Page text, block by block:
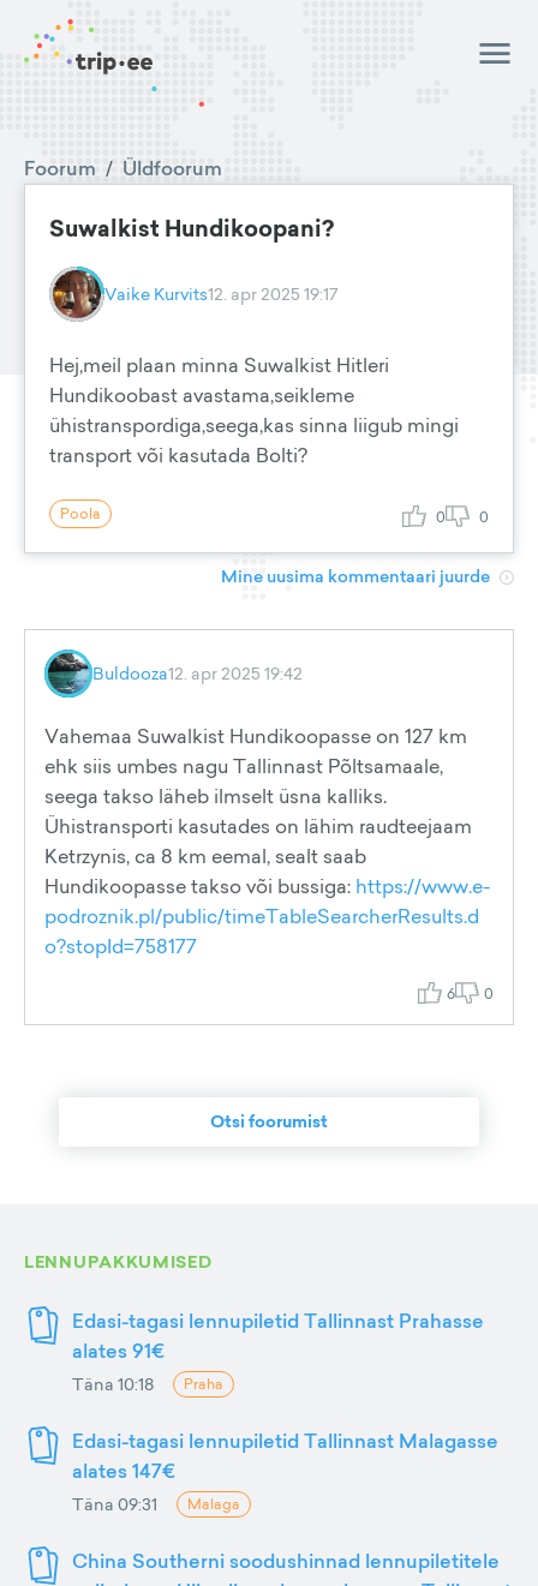
Foorum / Üldfoorum
Suwalkist Hundikoopani?
Vaike Kurvits12. apr 2025 19:17
Hej,meil plaan minna Suwalkist Hitleri
Hundikoobast avastama,seikleme
ühistranspordiga,seega,kas sinna liigub mingi
transport või kasutada Bolti?
Poola 0 0
Mine uusima kommentaari juurde
Buldooza12. apr 2025 19:42
Vahemaa Suwalkist Hundikoopasse on 127 km
ehk siis umbes nagu Tallinnast Põltsamaale,
seega takso läheb ilmselt üsna kalliks.
Ühistransporti kasutades on lähim raudteejaam
Ketrzynis, ca 8 km eemal, sealt saab
Hundikoopasse takso või bussiga: https://www.e-
podroznik.pl/public/timeTableSearcherResults.d
o?stopId=758177
6 0
Otsi foorumist
LENNUPAKKUMISED
Edasi-tagasi lennupiletid Tallinnast Prahasse
alates 91€
Täna 10:18 Praha
Edasi-tagasi lennupiletid Tallinnast Malagasse
alates 147€
Täna 09:31 Malaga
China Southerni soodushinnad lennupiletitele